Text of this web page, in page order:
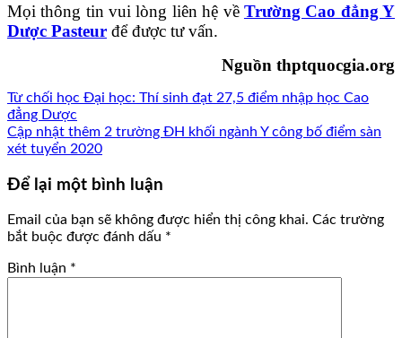
Mọi thông tin vui lòng liên hệ về Trường Cao đẳng Y
Dược Pasteur để được tư vấn.
Nguồn thptquocgia.org
Từ chối học Đại học: Thí sinh đạt 27,5 điểm nhập học Cao
đẳng Dược
Cập nhật thêm 2 trường ĐH khối ngành Y công bố điểm sàn
xét tuyển 2020
Để lại một bình luận
Email của bạn sẽ không được hiển thị công khai. Các trường
bắt buộc được đánh dấu *
Bình luận *